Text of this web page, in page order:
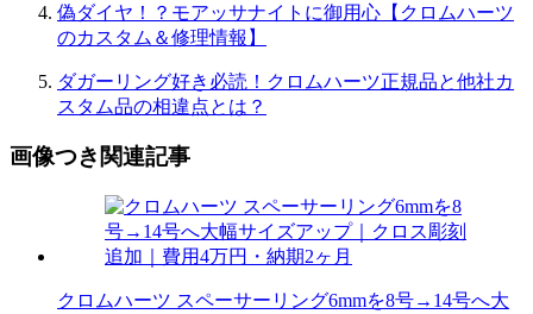
偽ダイヤ！？モアッサナイトに御用心【クロムハーツ
のカスタム＆修理情報】
ダガーリング好き必読！クロムハーツ正規品と他社カ
スタム品の相違点とは？
画像つき関連記事
クロムハーツ スペーサーリング6mmを8号→14号へ大